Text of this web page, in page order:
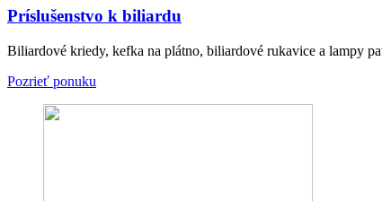
Príslušenstvo k biliardu
Biliardové kriedy, kefka na plátno, biliardové rukavice a lampy
Pozrieť ponuku